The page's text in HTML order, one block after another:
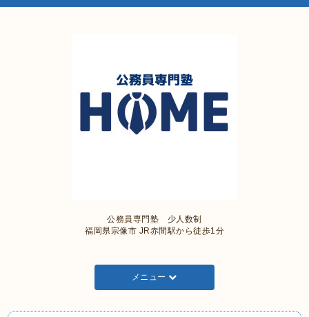
公務員専門塾 少人数制
福岡県宗像市 JR赤間駅から徒歩1分
メニュー